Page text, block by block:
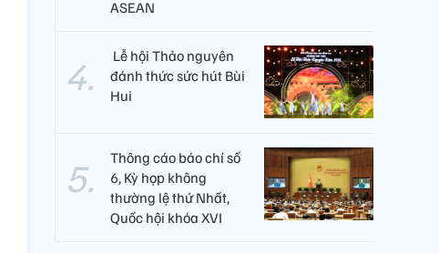
ASEAN
​ Lễ hội Thảo nguyên
đánh thức sức hút Bùi
Hui
Thông cáo báo chí số
6, Kỳ họp không
thường lệ thứ Nhất,
Quốc hội khóa XVI